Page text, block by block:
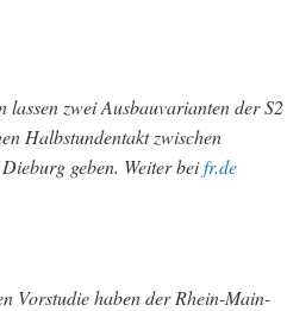
zwei Ausbauvarianten der S2
Halbstundentakt zwischen
geben. Weiter beifr.de
Vorstudie haben der Rhein-Main-